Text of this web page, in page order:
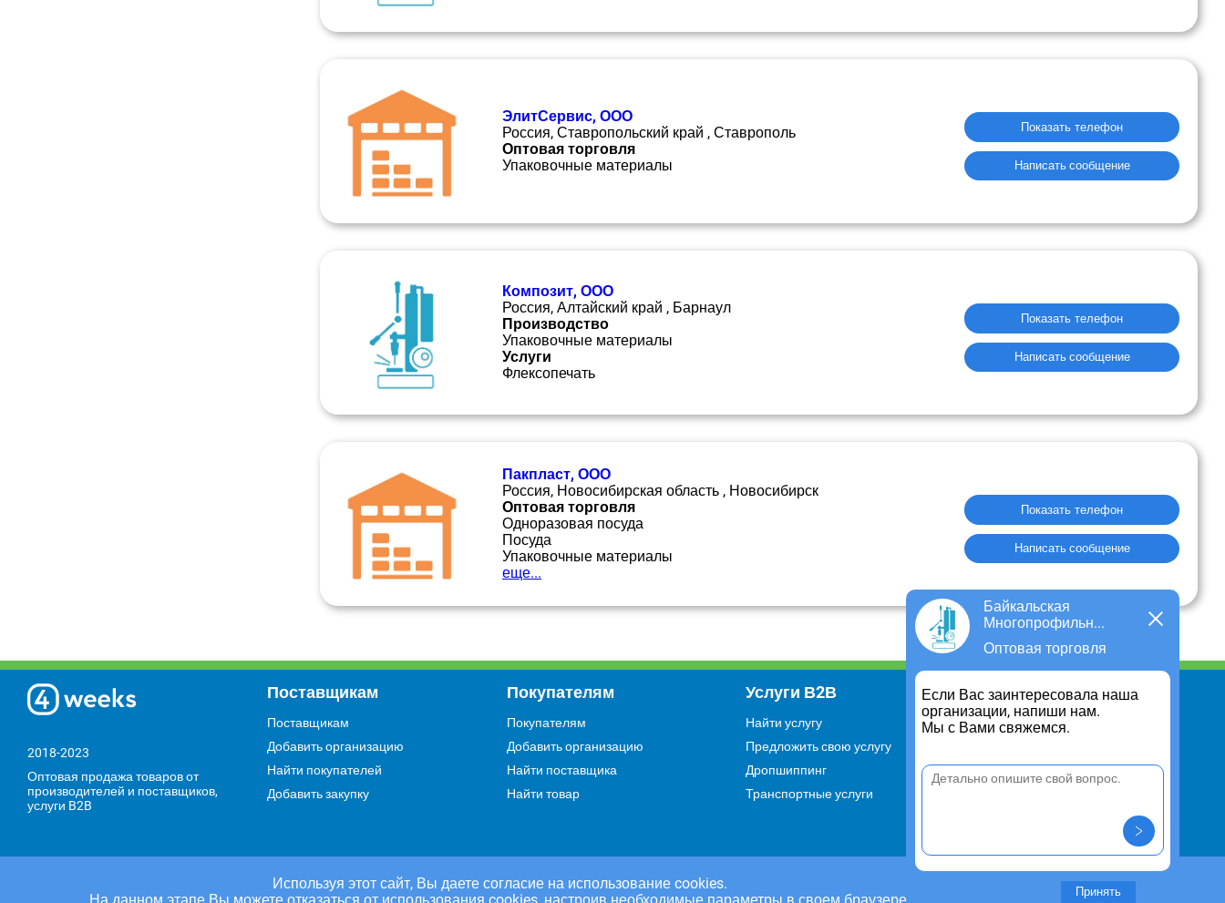
ЭлитСервис, ООО
Россия, Ставропольский край , Ставрополь
Оптовая торговля
Упаковочные материалы
Показать телефон
Написать сообщение
Композит, ООО
Россия, Алтайский край , Барнаул
Производство
Упаковочные материалы
Услуги
Флексопечать
Показать телефон
Написать сообщение
Пакпласт, ООО
Россия, Новосибирская область , Новосибирск
Оптовая торговля
Одноразовая посуда
Посуда
Упаковочные материалы
еще...
Показать телефон
Написать сообщение
Байкальская
Многопрофильн...
Оптовая торговля
Если Вас заинтересовала наша
организации, напиши нам.
Мы с Вами свяжемся.
Используя этот сайт, Вы даете согласие на использование cookies.
На данном этапе Вы можете отказаться от использования cookies, настроив необходимые параметры в своем браузере.
Принять
2018-2023
Оптовая продажа товаров от
производителей и поставщиков,
услуги B2B
Поставщикам
Поставщикам
Добавить организацию
Найти покупателей
Добавить закупку
Покупателям
Покупателям
Добавить организацию
Найти поставщика
Найти товар
Услуги В2В
Найти услугу
Предложить свою услугу
Дропшиппинг
Транспортные услуги
Информация
Для чего существует портал
Правило cookie
предложение